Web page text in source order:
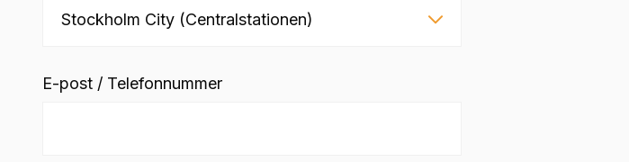
E-post / Telefonnummer